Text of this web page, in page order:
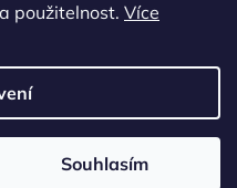
použitelnost. Více
Souhlasím
Shoptet
práva vyhrazena.Upravit